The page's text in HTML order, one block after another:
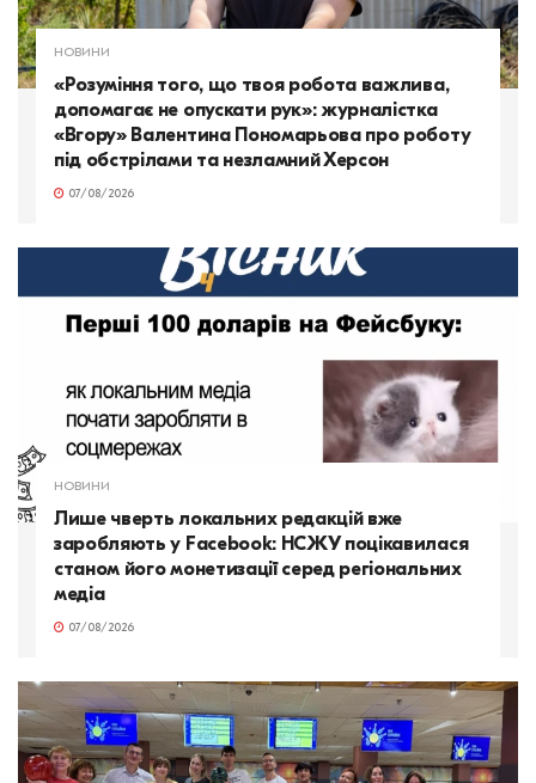
НОВИНИ
«Розуміння того, що твоя робота важлива,
допомагає не опускати рук»: журналістка
«Вгору» Валентина Пономарьова про роботу
під обстрілами та незламний Херсон
07/08/2026
НОВИНИ
Лише чверть локальних редакцій вже
заробляють у Facebook: НСЖУ поцікавилася
станом його монетизації серед регіональних
медіа
07/08/2026